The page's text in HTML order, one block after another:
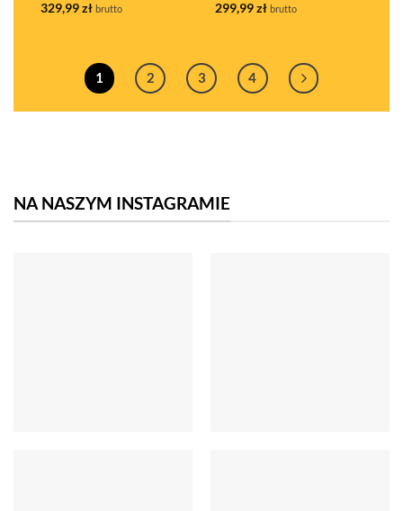
329,99zł brutto
299,99zł brutto
1 2 3 4
NA NASZYM INSTAGRAMIE